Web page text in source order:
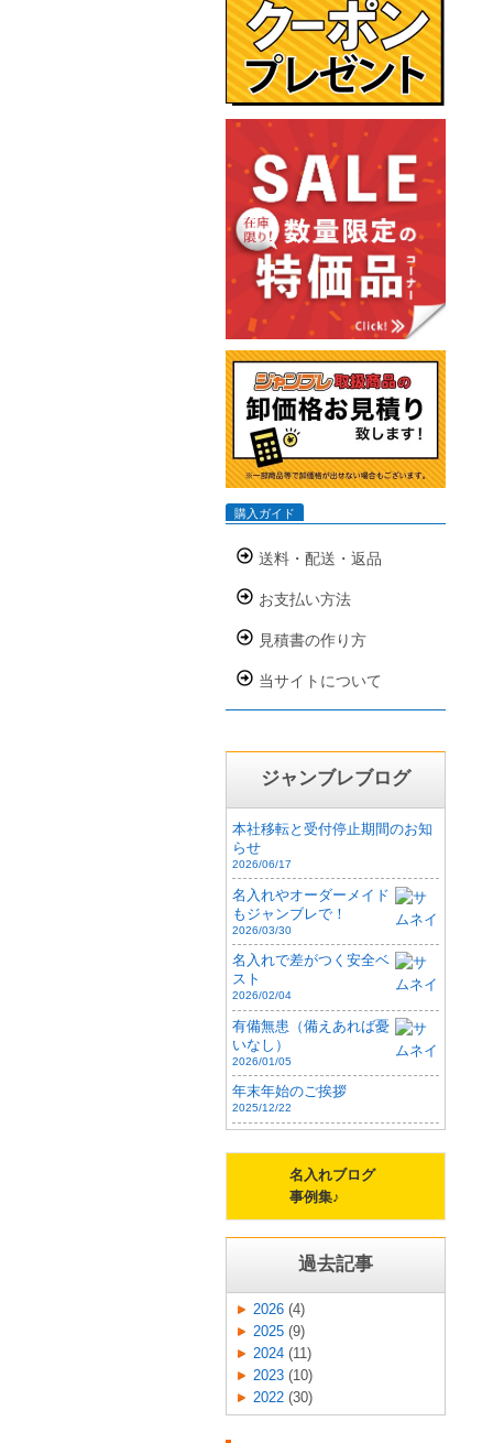
購入ガイド
送料・配送・返品
お支払い方法
見積書の作り方
当サイトについて
ジャンブレブログ
本社移転と受付停止期間のお知
らせ
2026/06/17
名入れやオーダーメイド
もジャンブレで！
2026/03/30
名入れで差がつく安全ベ
スト
2026/02/04
有備無患（備えあれば憂
いなし）
2026/01/05
年末年始のご挨拶
2025/12/22
名入れブログ
事例集♪
過去記事
2026 (4)
2025 (9)
2024 (11)
2023 (10)
2022 (30)